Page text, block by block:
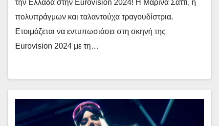
την Ελλάδα στην Eurovision 2024! Η Μαρίνα Σάττι, η
πολυπράγμων και ταλαντούχα τραγουδίστρια.
Ετοιμάζεται να εντυπωσιάσει στη σκηνή της
Eurovision 2024 με τη…